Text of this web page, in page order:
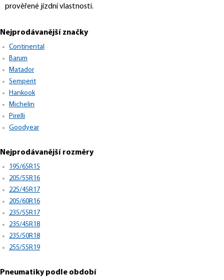
prověřené jízdní vlastnosti.
Nejprodávanější značky
Continental
Barum
Matador
Semperit
Hankook
Michelin
Pirelli
Goodyear
Nejprodávanější rozměry
195/65R15
205/55R16
225/45R17
205/60R16
235/55R17
235/45R18
235/50R18
255/55R19
Pneumatiky podle období